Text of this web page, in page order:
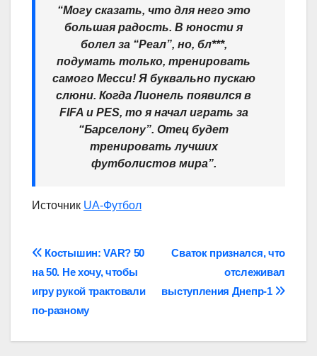
“Могу сказать, что для него это
большая радость. В юности я
болел за “Реал”, но, бл***,
подумать только, тренировать
самого Месси!Я буквально пускаю
слюни. Когда Лионель появился в
FIFA и PES, то я начал играть за
“Барселону”. Отец будет
тренировать лучших
футболистов мира”.
Источник UA-Футбол
Навігація
записів
Сваток признался, что
отслеживал
выступления Днепр-1
Костышин: VAR? 50
на 50. Не хочу, чтобы
игру рукой трактовали
по-разному